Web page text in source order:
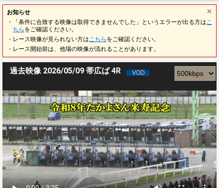
お知らせ
・「条件に合致する映像は取得できませんでした」というエラーが出る方は こ
ちら をご確認ください。
・レース映像が見られない方は こちら をご確認ください。
・レース開始前は、他場の映像が流れることがあります。
過去映像 2026/05/09 帯広ば 4R